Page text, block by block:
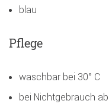
blau
Pflege
waschbar bei 30° C
bei Nichtgebrauch